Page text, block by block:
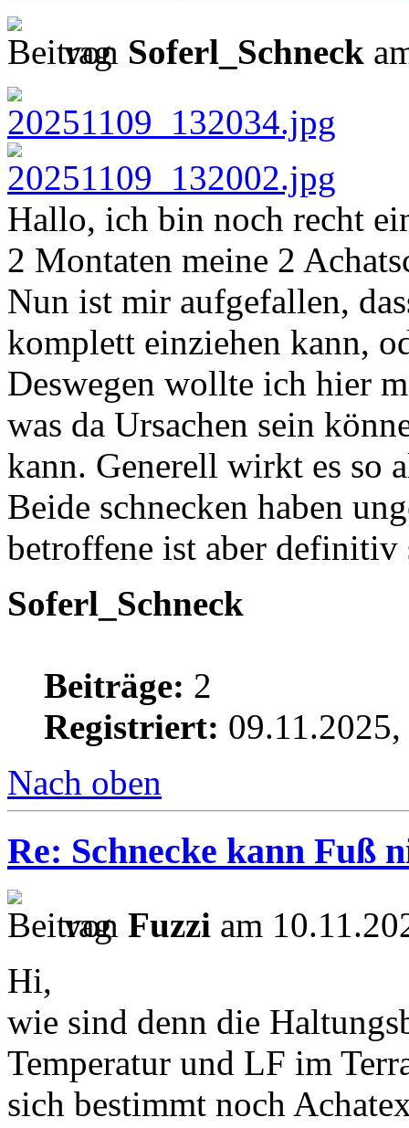
von Soferl_Schneck
Hallo, ich bin noch recht
2 Montaten meine 2
Nun ist mir aufgefallen,
komplett einziehen kann,
Deswegen wollte ich hier
was da Ursachen sein
kann. Generell wirkt es so
Beide schnecken haben
betroffene ist aber definitiv
Soferl_Schneck
Beiträge: 2
Registriert:
Nach oben
Re: Schnecke kann Fuß
von Fuzzi am
Hi,
wie sind denn die
Temperatur und LF im
sich bestimmt noch